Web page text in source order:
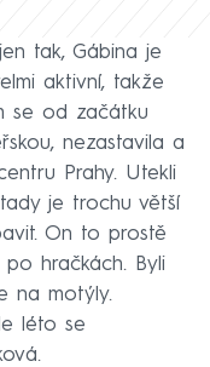
tak, Gábina je
aktivní, takže
se od začátku
nezastavila a
Prahy. Utekli
je trochu větší
On to prostě
hračkách. Byli
na motýly.
léto se